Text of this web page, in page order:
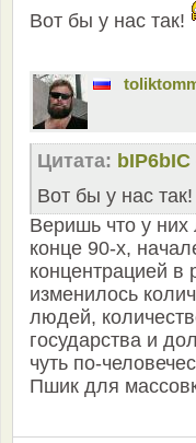
Вот бы у нас так!
Цитата: bIP6bIC
Вот бы у нас так!
Веришь что у них
конце 90-х,
концентрацией в
изменилось
людей,
государства и
чуть по-
Пшик для